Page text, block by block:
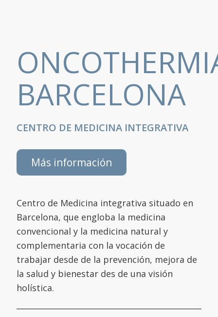
BARCELONA
CENTRO DE MEDICINA INTEGRATIVA
Más información
Centro de Medicina integrativa situado en
Barcelona, que engloba la medicina
convencional y la medicina natural y
complementaria con la vocación de
trabajar desde de la prevención, mejora de
la salud y bienestar des de una visión
holística.